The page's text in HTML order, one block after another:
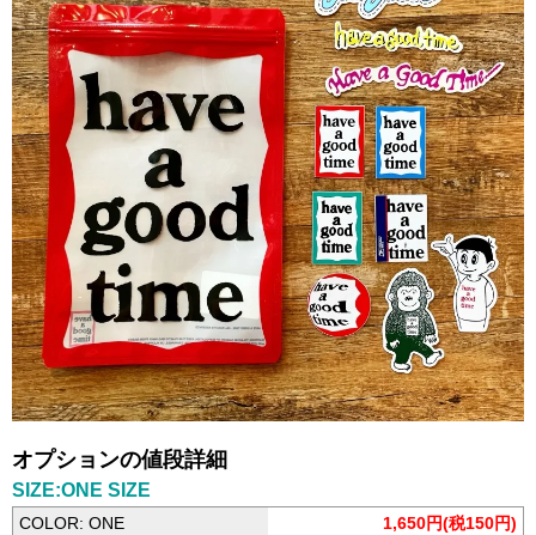
オプションの値段詳細
SIZE:ONE SIZE
COLOR: ONE 1,650円(税150円)